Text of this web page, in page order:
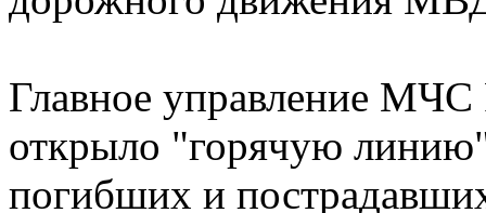
Главное управление
открыло "горячую
погибших и